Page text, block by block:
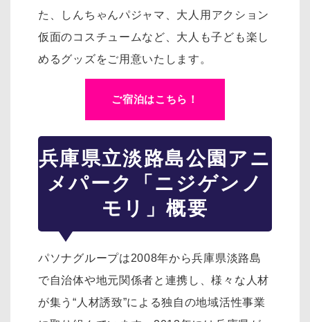
た、
しんちゃんパジャマ、大人用アクション
仮面のコスチュームなど、大人も子ども楽し
めるグッズをご用意いたします。
ご宿泊はこちら！
兵庫県立淡路島公園アニ
メパーク「ニジゲンノ
モリ」概要
パソナグループは2008年から兵庫県淡路島
で自治体や地元関係者と連携し、様々な人材
が集う“人材誘致”による独自の地域活性事業